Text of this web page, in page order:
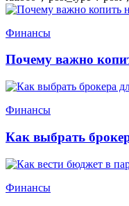
Финансы
Почему важно
Финансы
Как выбрать
Финансы